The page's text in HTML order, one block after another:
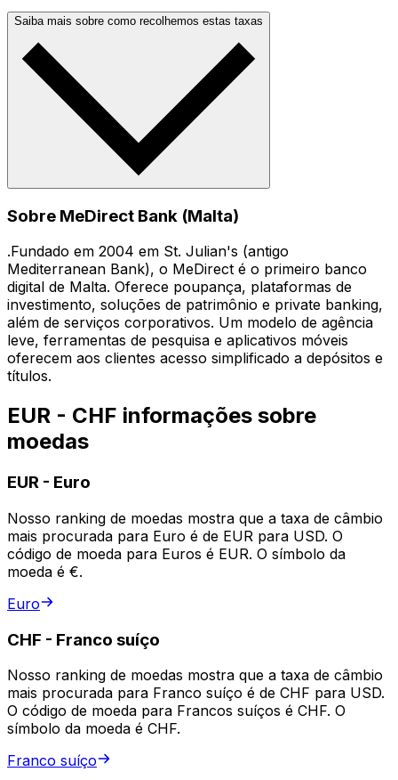
Saiba mais sobre como recolhemos estas taxas
Sobre MeDirect Bank (Malta)
.Fundado em 2004 em St. Julian's (antigo
Mediterranean Bank), o MeDirect é o primeiro banco
digital de Malta. Oferece poupança, plataformas de
investimento, soluções de patrimônio e private banking,
além de serviços corporativos. Um modelo de agência
leve, ferramentas de pesquisa e aplicativos móveis
oferecem aos clientes acesso simplificado a depósitos e
títulos.
EUR - CHF informações sobre
moedas
EUR - Euro
Nosso ranking de moedas mostra que a taxa de câmbio
mais procurada para Euro é de EUR para USD. O
código de moeda para Euros é EUR. O símbolo da
moeda é €.
Euro
CHF - Franco suíço
Nosso ranking de moedas mostra que a taxa de câmbio
mais procurada para Franco suíço é de CHF para USD.
O código de moeda para Francos suíços é CHF. O
símbolo da moeda é CHF.
Franco suíço